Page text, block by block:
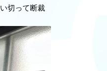
切って断裁